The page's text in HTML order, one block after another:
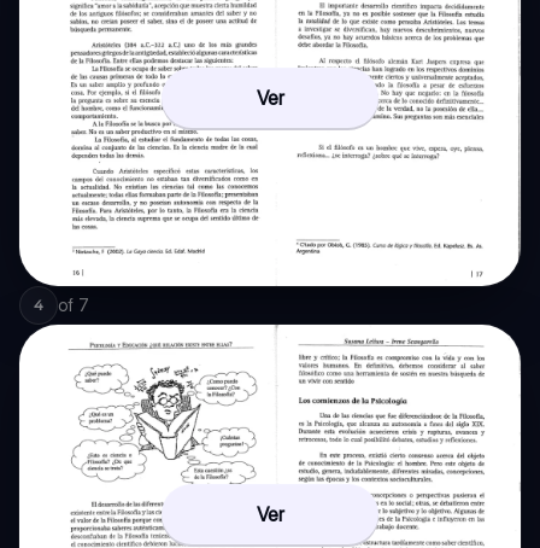
Ver
4 of 7
Ver